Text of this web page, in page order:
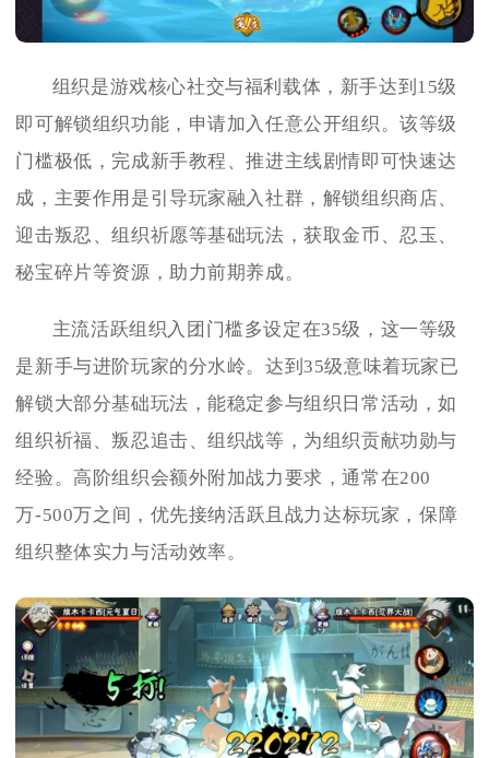
组织是游戏核心社交与福利载体，新手达到15级
即可解锁组织功能，申请加入任意公开组织。该等级
门槛极低，完成新手教程、推进主线剧情即可快速达
成，主要作用是引导玩家融入社群，解锁组织商店、
迎击叛忍、组织祈愿等基础玩法，获取金币、忍玉、
秘宝碎片等资源，助力前期养成。
主流活跃组织入团门槛多设定在35级，这一等级
是新手与进阶玩家的分水岭。达到35级意味着玩家已
解锁大部分基础玩法，能稳定参与组织日常活动，如
组织祈福、叛忍追击、组织战等，为组织贡献功勋与
经验。高阶组织会额外附加战力要求，通常在200
万-500万之间，优先接纳活跃且战力达标玩家，保障
组织整体实力与活动效率。